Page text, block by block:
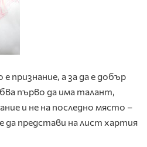
признание, а за да е добър
първо да има талант,
и не на последно място –
представи на лист хартия